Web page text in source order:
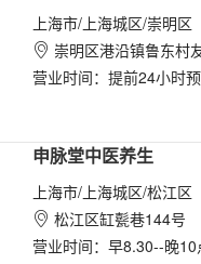
上海市/上海城区/崇明区
 崇明区港沿镇鲁东村
营业时间：提前24小时
申脉堂中医养生
上海市/上海城区/松江区
 松江区缸甏巷144号
营业时间：早8.30--晚10